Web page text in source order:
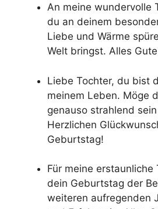
An meine wundervolle
du an deinem
Liebe und Wärme
Welt bringst. Alles
Liebe Tochter, du bist
meinem Leben. Möge
genauso strahlend
Herzlichen
Geburtstag!
Für meine erstaunliche
dein Geburtstag der
weiteren aufregenden